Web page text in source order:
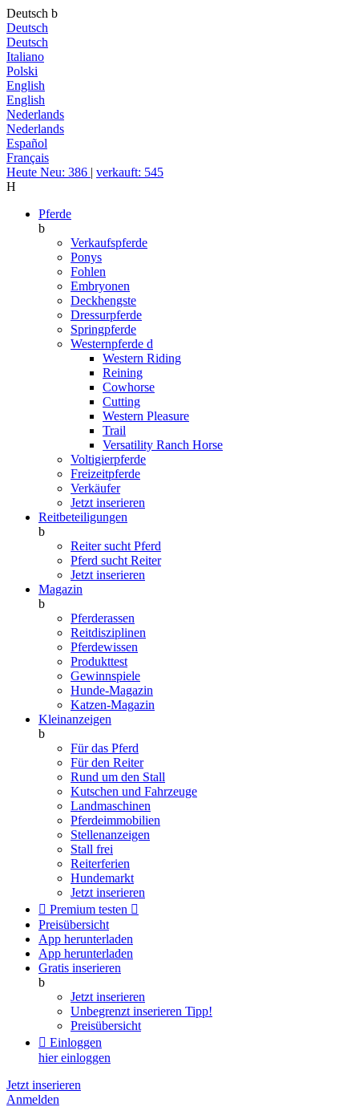
Deutsch b
Deutsch
Deutsch
Italiano
Polski
English
English
Nederlands
Nederlands
Español
Français
Heute Neu: 386 | verkauft: 545
H
Pferde
b
Verkaufspferde
Ponys
Fohlen
Embryonen
Deckhengste
Dressurpferde
Springpferde
Westernpferde d
Western Riding
Reining
Cowhorse
Cutting
Western Pleasure
Trail
Versatility Ranch Horse
Voltigierpferde
Freizeitpferde
Verkäufer
Jetzt inserieren
Reitbeteiligungen
b
Reiter sucht Pferd
Pferd sucht Reiter
Jetzt inserieren
Magazin
b
Pferderassen
Reitdisziplinen
Pferdewissen
Produkttest
Gewinnspiele
Hunde-Magazin
Katzen-Magazin
Kleinanzeigen
b
Für das Pferd
Für den Reiter
Rund um den Stall
Kutschen und Fahrzeuge
Landmaschinen
Pferdeimmobilien
Stellenanzeigen
Stall frei
Reiterferien
Hundemarkt
Jetzt inserieren
 Premium testen 
Preisübersicht
App herunterladen
App herunterladen
Gratis inserieren
b
Jetzt inserieren
Unbegrenzt inserieren Tipp!
Preisübersicht
 Einloggen
hier einloggen
Jetzt inserieren
Anmelden